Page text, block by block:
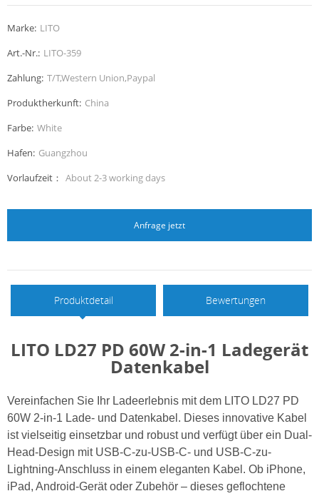
Marke: LITO
Art.-Nr.: LITO-359
Zahlung: T/T,Western Union,Paypal
Produktherkunft: China
Farbe: White
Hafen: Guangzhou
Vorlaufzeit： About 2-3 working days
Anfrage jetzt
Produktdetail Bewertungen
LITO LD27 PD 60W 2-in-1 Ladegerät
Datenkabel
Vereinfachen Sie Ihr Ladeerlebnis mit dem LITO LD27 PD
60W 2-in-1 Lade- und Datenkabel. Dieses innovative Kabel
ist vielseitig einsetzbar und robust und verfügt über ein Dual-
Head-Design mit USB-C-zu-USB-C- und USB-C-zu-
Lightning-Anschluss in einem eleganten Kabel. Ob iPhone,
iPad, Android-Gerät oder Zubehör – dieses geflochtene